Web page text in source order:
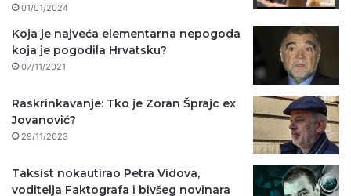
01/01/2024
Koja je najveća elementarna nepogoda
koja je pogodila Hrvatsku?
07/11/2021
Raskrinkavanje: Tko je Zoran Šprajc ex
Jovanović?
29/11/2023
Taksist nokautirao Petra Vidova,
voditelja Faktografa i bivšeg novinara